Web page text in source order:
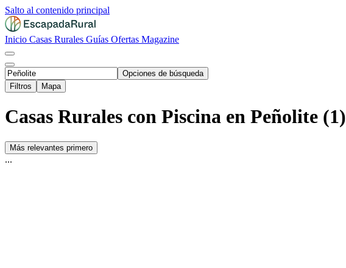
Salto al contenido principal
Inicio Casas Rurales Guías Ofertas Magazine
Opciones de búsqueda
Filtros
Mapa
Casas Rurales con Piscina en Peñolite (1)
Más relevantes primero
...